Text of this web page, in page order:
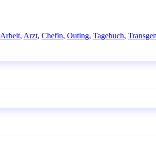
Schlagwörter
Arbeit, Arzt, Chefin, Outing, Tagebuch,